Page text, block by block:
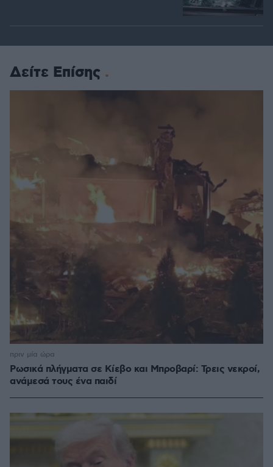
Δείτε Επίσης
Ρωσικά πλήγματα σε Κίεβο και Μπροβαρί: Τρεις νεκροί,
ανάμεσά τους ένα παιδί
πριν μία ώρα